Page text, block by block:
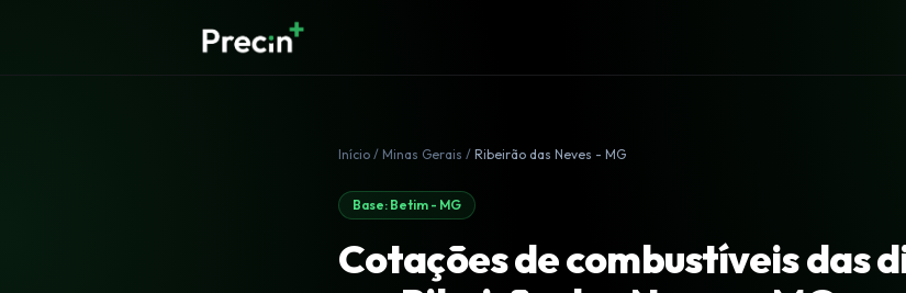
Início / Minas Gerais / Ribeirão das Neves - MG
Base: Betim - MG
Cotações de combustíveis das